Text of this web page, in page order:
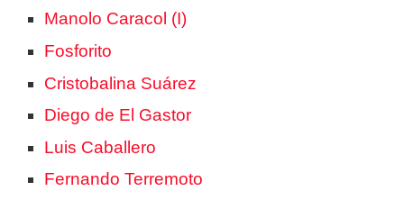
Manolo Caracol (I)
Fosforito
Cristobalina Suárez
Diego de El Gastor
Luis Caballero
Fernando Terremoto